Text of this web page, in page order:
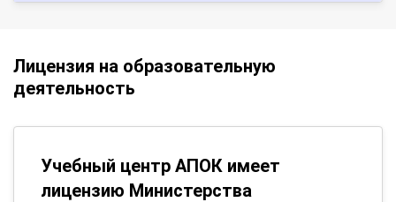
Лицензия на образовательную
деятельность
Учебный центр АПОК имеет
лицензию Министерства